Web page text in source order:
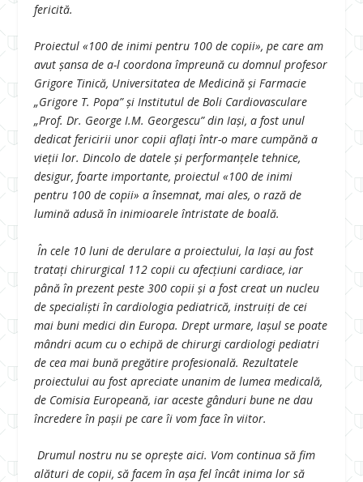
fericită.
Proiectul «100 de inimi pentru 100 de copii», pe care am
avut şansa de a-l coordona împreună cu domnul profesor
Grigore Tinică, Universitatea de Medicină şi Farmacie
„Grigore T. Popa” şi Institutul de Boli Cardiovasculare
„Prof. Dr. George I.M. Georgescu” din Iaşi, a fost unul
dedicat fericirii unor copii aflaţi într-o mare cumpănă a
vieţii lor. Dincolo de datele şi performanţele tehnice,
desigur, foarte importante, proiectul «100 de inimi
pentru 100 de copii» a însemnat, mai ales, o rază de
lumină adusă în inimioarele întristate de boală.
În cele 10 luni de derulare a proiectului, la Iaşi au fost
trataţi chirurgical 112 copii cu afecţiuni cardiace, iar
până în prezent peste 300 copii şi a fost creat un nucleu
de specialişti în cardiologia pediatrică, instruiţi de cei
mai buni medici din Europa. Drept urmare, Iaşul se poate
mândri acum cu o echipă de chirurgi cardiologi pediatri
de cea mai bună pregătire profesională. Rezultatele
proiectului au fost apreciate unanim de lumea medicală,
de Comisia Europeană, iar aceste gânduri bune ne dau
încredere în paşii pe care îi vom face în viitor.
Drumul nostru nu se opreşte aici. Vom continua să fim
alături de copii, să facem în aşa fel încât inima lor să